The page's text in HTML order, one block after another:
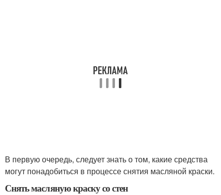
В первую очередь, следует знать о том, какие средства
могут понадобиться в процессе снятия масляной краски.
Снять масляную краску со стен